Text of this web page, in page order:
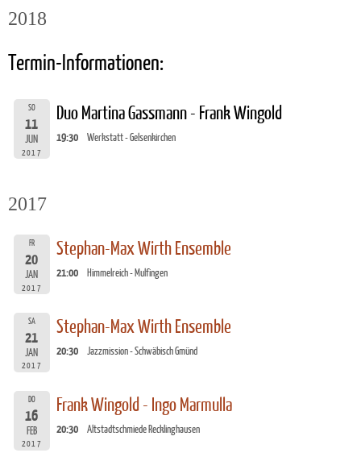
2018
Termin-Informationen:
SO
11
JUN
2017
Duo Martina Gassmann - Frank Wingold
19:30 Werkstatt - Gelsenkirchen
2017
FR
20
JAN
2017
Stephan-Max Wirth Ensemble
21:00 Himmelreich - Mulfingen
SA
21
JAN
2017
Stephan-Max Wirth Ensemble
20:30 Jazzmission - Schwäbisch Gmünd
DO
16
FEB
2017
Frank Wingold - Ingo Marmulla
20:30 Altstadtschmiede Recklinghausen